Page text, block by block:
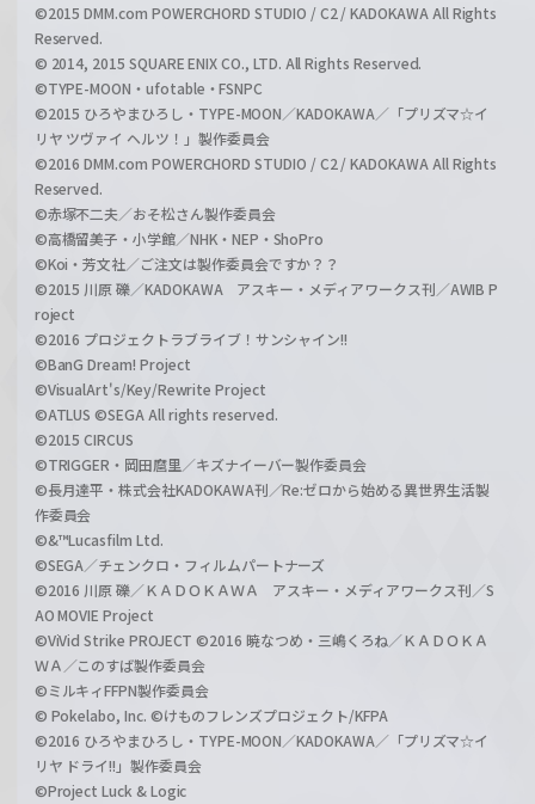
©2015 DMM.com POWERCHORD STUDIO / C2 / KADOKAWA All Rights
Reserved.
© 2014, 2015 SQUARE ENIX CO., LTD. All Rights Reserved.
©TYPE-MOON・ufotable・FSNPC
©2015 ひろやまひろし・TYPE-MOON／KADOKAWA／「プリズマ☆イ
リヤ ツヴァイ ヘルツ！」製作委員会
©2016 DMM.com POWERCHORD STUDIO / C2 / KADOKAWA All Rights
Reserved.
©赤塚不二夫／おそ松さん製作委員会
©高橋留美子・小学館／NHK・NEP・ShoPro
©Koi・芳文社／ご注文は製作委員会ですか？？
©2015 川原 礫／KADOKAWA アスキー・メディアワークス刊／AWIB P
roject
©2016 プロジェクトラブライブ！サンシャイン!!
©BanG Dream! Project
©VisualArt's/Key/Rewrite Project
©ATLUS ©SEGA All rights reserved.
©2015 CIRCUS
©TRIGGER・岡田麿里／キズナイーバー製作委員会
©長月達平・株式会社KADOKAWA刊／Re:ゼロから始める異世界生活製
作委員会
©&™Lucasfilm Ltd.
©SEGA／チェンクロ・フィルムパートナーズ
©2016 川原 礫／ＫＡＤＯＫＡＷＡ アスキー・メディアワークス刊／S
AO MOVIE Project
©ViVid Strike PROJECT ©2016 暁なつめ・三嶋くろね／ＫＡＤＯＫＡ
ＷＡ／このすば製作委員会
©ミルキィFFPN製作委員会
© Pokelabo, Inc. ©けものフレンズプロジェクト/KFPA
©2016 ひろやまひろし・TYPE-MOON／KADOKAWA／「プリズマ☆イ
リヤ ドライ!!」製作委員会
©Project Luck & Logic